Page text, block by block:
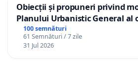
Obiecții și propuneri privind
Planului Urbanistic General al
100 semnături
61 Semnături / 7 zile
31 Jul 2026